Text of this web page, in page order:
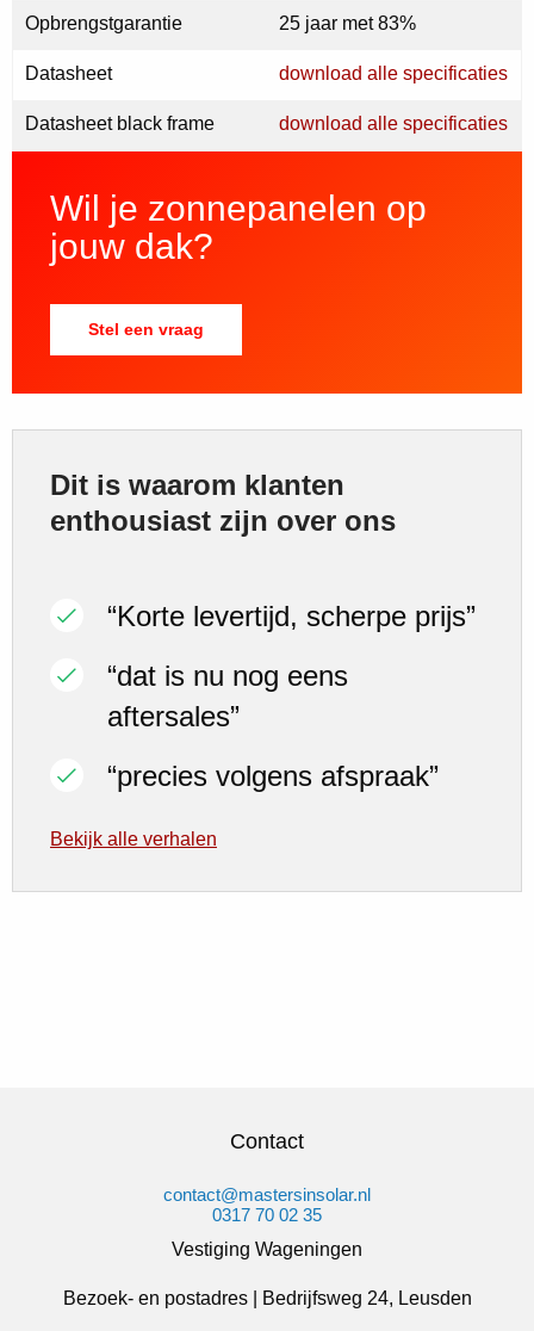
Opbrengstgarantie 25 jaar met 83%
Datasheet download alle specificaties
Datasheet black frame download alle specificaties
Wil je zonnepanelen op
jouw dak?
Stel een vraag
Dit is waarom klanten
enthousiast zijn over ons
“Korte levertijd, scherpe prijs”
“dat is nu nog eens
aftersales”
“precies volgens afspraak”
Bekijk alle verhalen
Contact
contact@mastersinsolar.nl
0317 70 02 35
Vestiging Wageningen
Bezoek- en postadres | Bedrijfsweg 24, Leusden